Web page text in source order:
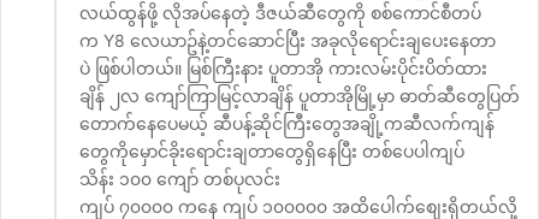
လယ်ထွန်ဖို့ လိုအပ်နေတဲ့ ဒီဇယ်ဆီတွေကို စစ်ကောင်စီတပ်
က Y8 လေယာဥ်နဲ့တင်ဆောင်ပြီး အခုလိုရောင်းချပေးနေတာ
ပဲ ဖြစ်ပါတယ်။ မြစ်ကြီးနား ပူတာအို ကားလမ်းပိုင်းပိတ်ထား
ချိန် ၂လ ကျော်ကြာမြင့်လာချိန် ပူတာအိုမြို့မှာ ဓာတ်ဆီတွေပြတ်
တောက်နေပေမယ့် ဆီပန့်ဆိုင်ကြီးတွေအချို့ကဆီလက်ကျန်
တွေကိုမှောင်ခိုးရောင်းချတာတွေရှိနေပြီး တစ်ပေပါကျပ်
သိန်း ၁၀၀ ကျော် တစ်ပုလင်း
ကျပ် ၇၀၀၀၀ ကနေ ကျပ် ၁၀၀၀၀၀ အထိပေါက်စျေးရှိတယ်လို့